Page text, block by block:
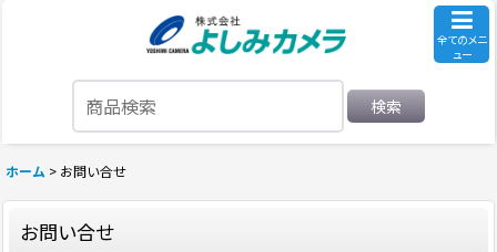
全てのメニ
ュー
検索
ホーム > お問い合せ
お問い合せ